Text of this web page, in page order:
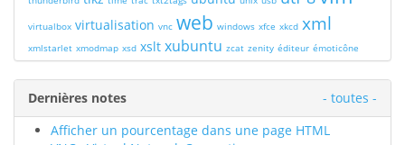
virtualbox virtualisation vnc web windows xfce xkcd xml
xmlstarlet xmodmap xsd xslt xubuntu zcat zenity éditeur émoticône
Dernières notes
- toutes -
Afficher un pourcentage dans une page HTML